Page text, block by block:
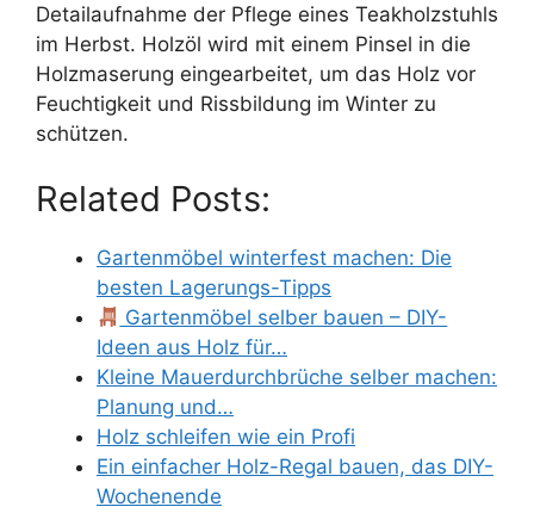
Detailaufnahme der Pflege eines Teakholzstuhls
im Herbst. Holzöl wird mit einem Pinsel in die
Holzmaserung eingearbeitet, um das Holz vor
Feuchtigkeit und Rissbildung im Winter zu
schützen.
Related Posts:
Gartenmöbel winterfest machen: Die
besten Lagerungs-Tipps
Gartenmöbel selber bauen – DIY-
Ideen aus Holz für…
Kleine Mauerdurchbrüche selber machen:
Planung und…
Holz schleifen wie ein Profi
Ein einfacher Holz-Regal bauen, das DIY-
Wochenende